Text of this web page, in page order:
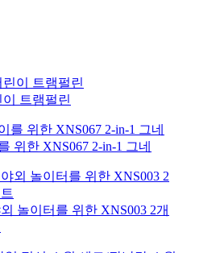
이 트램펄린
위한 XNS067 2-in-1 그네
놀이터를 위한 XNS003 2개